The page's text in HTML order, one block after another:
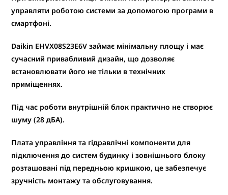
управляти роботою системи за допомогою програми в
смартфоні.
Daikin EHVX08S23E6V займає мінімальну площу і має
сучасний привабливий дизайн, що дозволяє
встановлювати його не тільки в технічних
приміщеннях.
Під час роботи внутрішній блок практично не створює
шуму (28 дБА).
Плата управління та гідравлічні компоненти для
підключення до систем будинку і зовнішнього блоку
розташовані під передньою кришкою, це забезпечує
зручність монтажу та обслуговування.